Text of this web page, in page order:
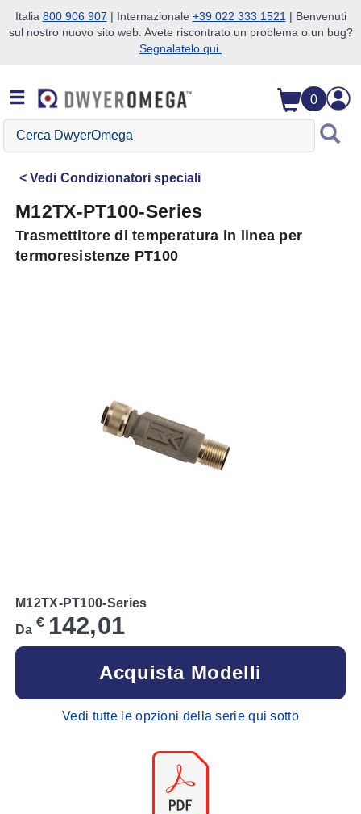
Salta alla ricerca
Salta al contenuto principale
Salta alla navigazione
Italia 800 906 907 | Internazionale +39 022 333 1521 | Benvenuti
sul nostro nuovo sito web. Avete riscontrato un problema o un bug?
Segnalatelo qui.
0
Cerca
DwyerOmega
Vedi Condizionatori speciali
M12TX-PT100-Series
Trasmettitore di temperatura in linea per
termoresistenze PT100
M12TX-PT100-Series
Da € 142,01
Acquista Modelli
Vedi tutte le opzioni della serie qui sotto